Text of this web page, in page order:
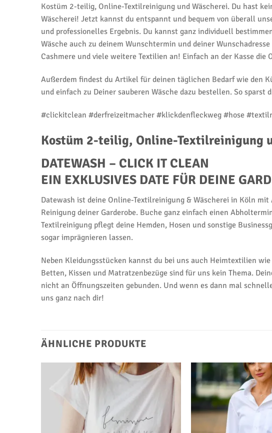
Kostüm 2-teilig, Online-Textilreinigung und Wäscherei. Du hast
Wäscherei! Jetzt kannst du entspannt und bequem von überall
und professionelles Ergebnis. Du kannst ganz individuell
Wäsche auch zu deinem Wunschtermin und deiner
Cashmere und viele weitere Textilien an! Einfach an der Kasse die
Außerdem findest du Artikel für deinen täglichen Bedarf wie den
und einfach zu Deiner sauberen Wäsche dazu bestellen. So sparst
#clickitclean #derfreizeitmacher #klickdenfleckweg #hose
Kostüm 2-teilig, Online-Textilreinigung
DATEWASH – CLICK IT CLEAN
EIN EXKLUSIVES DATE FÜR DEINE
Datewash ist deine Online-Textilreinigung & Wäscherei in Köln
Reinigung deiner Garderobe. Buche ganz einfach einen
Textilreinigung pflegt deine Hemden, Hosen und sonstige
sogar imprägnieren lassen.
Neben Kleidungsstücken kannst du bei uns auch Heimtextilien
Betten, Kissen und Matratzenbezüge sind für uns kein Thema.
nicht an Öffnungszeiten gebunden. Und wenn es dann mal
uns ganz nach dir!
ÄHNLICHE PRODUKTE